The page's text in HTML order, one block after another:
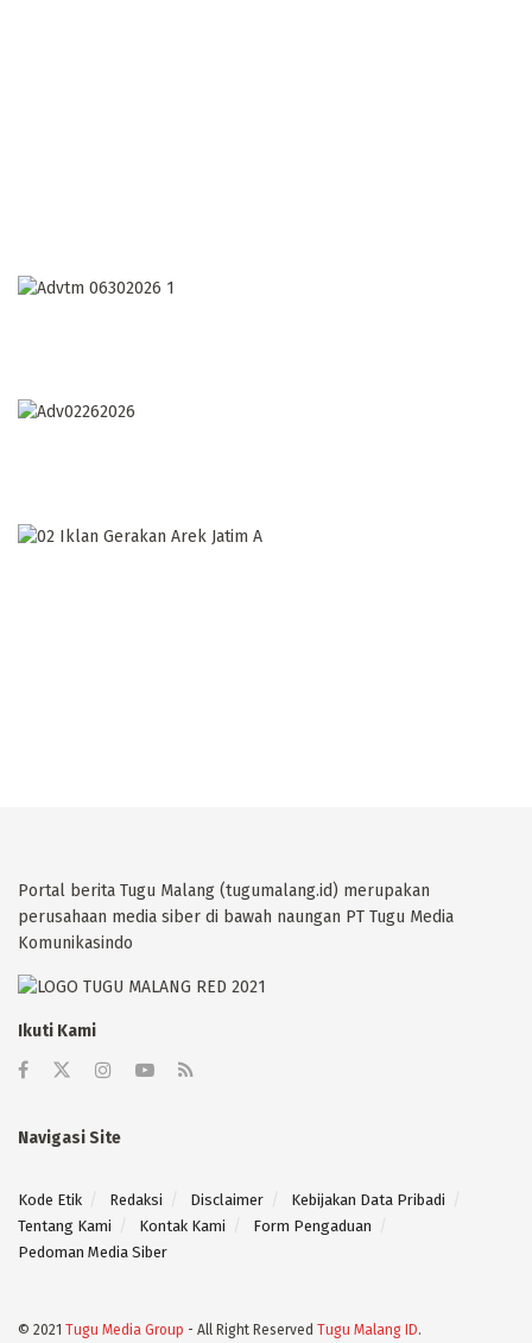
Portal berita Tugu Malang (tugumalang.id) merupakan
perusahaan media siber di bawah naungan PT Tugu Media
Komunikasindo
Ikuti Kami
Navigasi Site
Kode Etik Redaksi Disclaimer
Kebijakan Data Pribadi
Tentang Kami
Kontak Kami
Form Pengaduan
Pedoman Media Siber
© 2021 Tugu Media Group - All Right Reserved Tugu Malang ID.